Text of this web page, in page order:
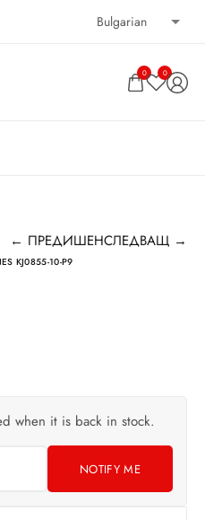
0 0
← ПРЕДИШЕНСЛЕДВАЩ →
KJ0855-10-P9
when it is back in stock.
NOTIFY ME